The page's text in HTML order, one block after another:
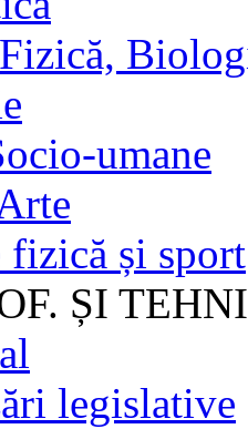
umane
fizică și sport
ȘI
legislative